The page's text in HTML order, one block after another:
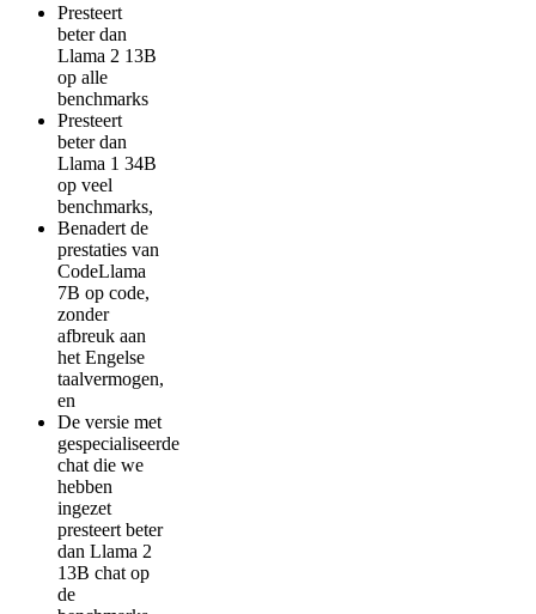
Presteert
beter dan
Llama 2 13B
op alle
benchmarks
Presteert
beter dan
Llama 1 34B
op veel
benchmarks,
Benadert de
prestaties van
CodeLlama
7B op code,
zonder
afbreuk aan
het Engelse
taalvermogen,
en
De versie met
gespecialiseerde
chat die we
hebben
ingezet
presteert beter
dan Llama 2
13B chat op
de